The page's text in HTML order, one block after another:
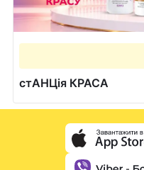
стАНЦія КРАСА